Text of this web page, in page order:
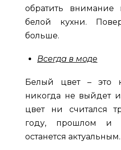
обратить внимание
белой кухни.
больше.
Всегда в моде
Белый цвет – это
никогда не выйдет
цвет ни считался
году, прошлом и
останется актуальным.